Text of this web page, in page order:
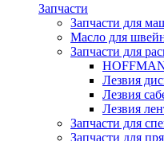
Запчасти
Запчасти для
Масло для
Запчасти для
Лезвия
Лезвия
Лезвия
Запчасти для
Запчасти для